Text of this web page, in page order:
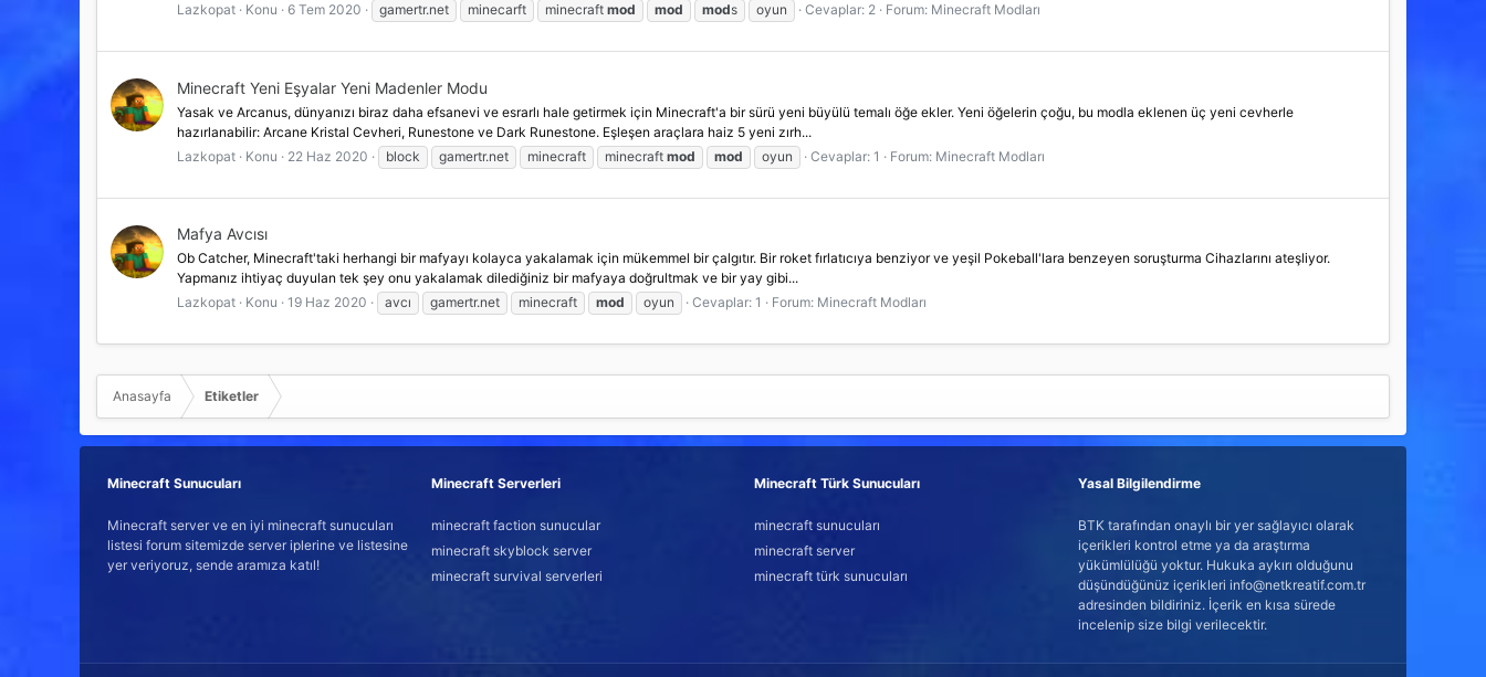
Lazkopat
Konu 6 Tem 2020 gamertr.net minecarft minecraft mod mod mods oyun Cevaplar: 2 Forum: Minecraft Modları
Minecraft Yeni Eşyalar Yeni Madenler Modu
Yasak ve Arcanus, dünyanızı biraz daha efsanevi ve esrarlı hale getirmek için Minecraft'a bir sürü yeni büyülü temalı öğe ekler. Yeni öğelerin çoğu, bu modla eklenen üç yeni cevherle
hazırlanabilir: Arcane Kristal Cevheri, Runestone ve Dark Runestone. Eşleşen araçlara haiz 5 yeni zırh...
Lazkopat
Konu 22 Haz 2020 block gamertr.net minecraft minecraft mod mod oyun Cevaplar: 1 Forum: Minecraft Modları
Mafya Avcısı
Ob Catcher, Minecraft'taki herhangi bir mafyayı kolayca yakalamak için mükemmel bir çalgıtır. Bir roket fırlatıcıya benziyor ve yeşil Pokeball'lara benzeyen soruşturma Cihazlarını ateşliyor.
Yapmanız ihtiyaç duyulan tek şey onu yakalamak dilediğiniz bir mafyaya doğrultmak ve bir yay gibi...
Lazkopat
Konu 19 Haz 2020 avcı gamertr.net minecraft mod oyun Cevaplar: 1 Forum: Minecraft Modları
Anasayfa Etiketler
Minecraft Sunucuları
Minecraft server ve en iyi minecraft sunucuları
listesi forum sitemizde server iplerine ve listesine
yer veriyoruz, sende aramıza katıl!
Minecraft Serverleri
minecraft faction sunucular
minecraft skyblock server
minecraft survival serverleri
Minecraft Türk Sunucuları
minecraft sunucuları
minecraft server
minecraft türk sunucuları
Yasal Bilgilendirme
BTK tarafından onaylı bir yer sağlayıcı olarak
içerikleri kontrol etme ya da araştırma
yükümlülüğü yoktur. Hukuka aykırı olduğunu
düşündüğünüz içerikleri info@netkreatif.com.tr
adresinden bildiriniz. İçerik en kısa sürede
incelenip size bilgi verilecektir.